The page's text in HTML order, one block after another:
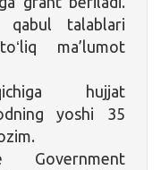
qabul talablari
ma’lumot
hujjat
yoshi 35
Government